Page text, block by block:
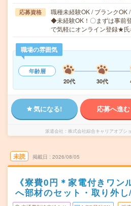
応募資格
職種未経験OK / ブランクOK
◆未経験OK！〇まずは事前
で気軽にオンライン登録★
職場の雰囲気
年齢層
20代
30代
気になる! 応募へ進む
派遣会社 株式会社綜合キャリアオプシ
未読 掲載日 2026/08/05
《寮費0円＊家電付きワン
へ部材のセット・取り外